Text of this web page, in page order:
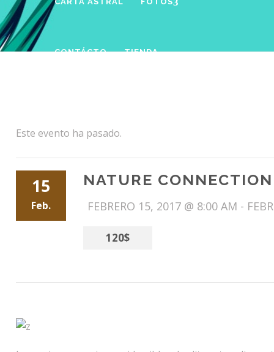
CONTÁCTO TIENDA
Este evento ha pasado.
15
Feb.
NATURE CONNECTION
FEBRERO 15, 2017 @ 8:00 AM -
120$